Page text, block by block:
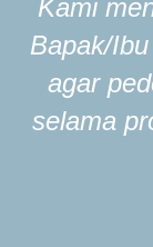
Kami
Bapak/
agar
selama